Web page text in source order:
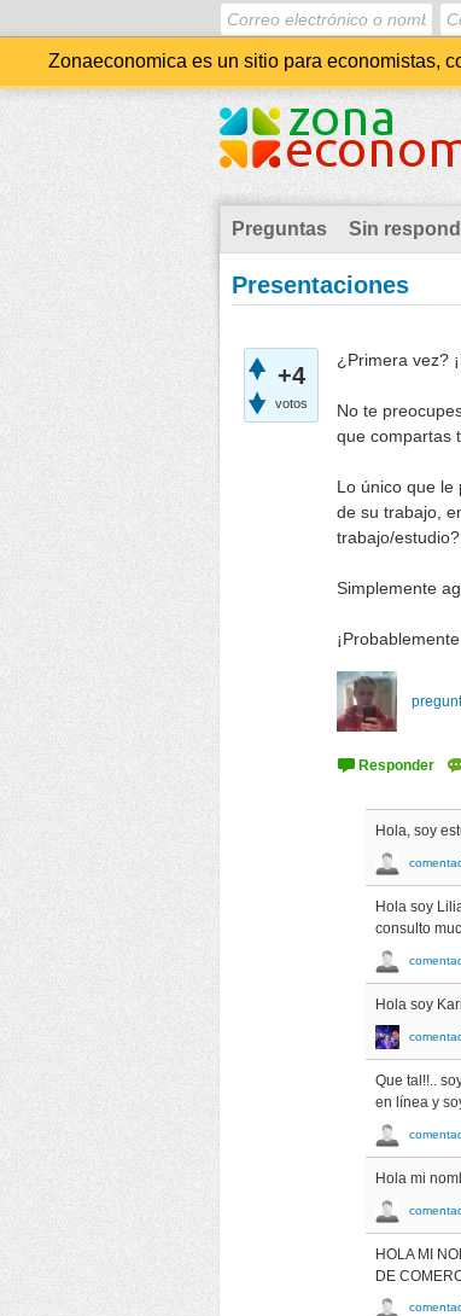
Zonaeconomica es un sitio para economistas,
Preguntas Sin
Presentaciones
+4
votos
¿Primera vez?
No te
que compartas
Lo único que le
de su trabajo,
trabajo/estudio?
Simplemente
Hola, soy
Hola soy
consulto
Hola soy
Que tal!!..
en línea y
Hola mi
HOLA MI
DE